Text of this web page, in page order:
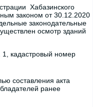
Хабазинского
законом от 30.12.2020
законодательные
осмотр зданий
кадастровый номер
составления акта
ранее